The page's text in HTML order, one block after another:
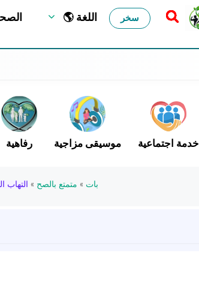
💊 🌎 اللغة سخر
رفاهية موسيقى مزاجية خدمة اجتماعية
بات » متمتع بالصح »